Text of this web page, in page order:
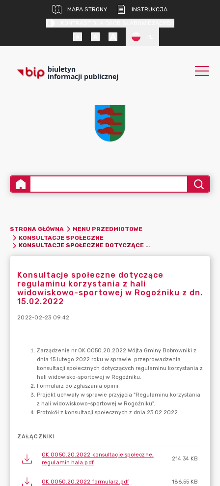
MAPA STRONY
INSTRUKCJA
biuletyn
informacji publicznej
STRONA GŁÓWNA
MENU PRZEDMIOTOWE
KONSULTACJE SPOŁECZNE
KONSULTACJE SPOŁECZNE DOTYCZĄCE REGULAMINU KORZYSTANIA Z HALI WIDOWISKOWO-SPORTOWEJ W ROGOŹNIKU Z DN. 15.02.2022
Konsultacje społeczne dotyczące
regulaminu korzystania z hali
widowiskowo-sportowej w Rogoźniku z dn.
15.02.2022
2022-02-23 09:42
ZAŁĄCZNIKI
OK.0050.20.2022 konsultacje społeczne,
regulamin hala.pdf
214.34 KB
OK.0050.20.2022 formularz.pdf 186.55 KB